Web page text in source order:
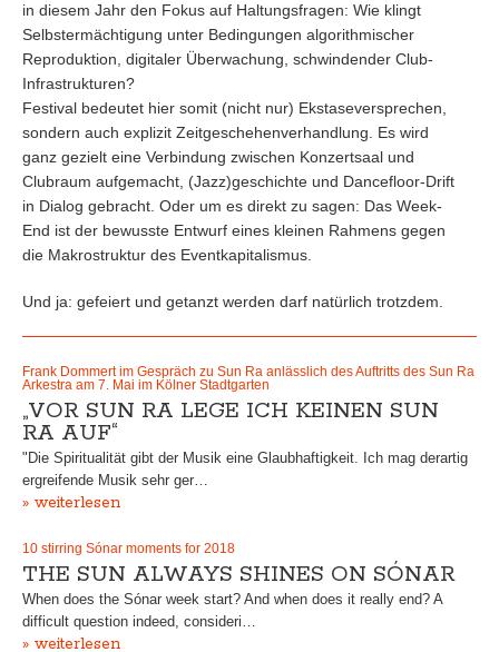
in diesem Jahr den Fokus auf Haltungsfragen: Wie klingt
Selbstermächtigung unter Bedingungen algorithmischer
Reproduktion, digitaler Überwachung, schwindender Club-
Infrastrukturen?
Festival bedeutet hier somit (nicht nur) Ekstaseversprechen,
sondern auch explizit Zeitgeschehenverhandlung. Es wird
ganz gezielt eine Verbindung zwischen Konzertsaal und
Clubraum aufgemacht, (Jazz)geschichte und Dancefloor-Drift
in Dialog gebracht. Oder um es direkt zu sagen: Das Week-
End ist der bewusste Entwurf eines kleinen Rahmens gegen
die Makrostruktur des Eventkapitalismus.
Und ja: gefeiert und getanzt werden darf natürlich trotzdem.
Frank Dommert im Gespräch zu Sun Ra anlässlich des Auftritts des Sun Ra
Arkestra am 7. Mai im Kölner Stadtgarten
„VOR SUN RA LEGE ICH KEINEN SUN
RA AUF“
"Die Spiritualität gibt der Musik eine Glaubhaftigkeit. Ich mag derartig
ergreifende Musik sehr ger…
» weiterlesen
10 stirring Sónar moments for 2018
THE SUN ALWAYS SHINES ON SÓNAR
When does the Sónar week start? And when does it really end? A
difficult question indeed, consideri…
» weiterlesen